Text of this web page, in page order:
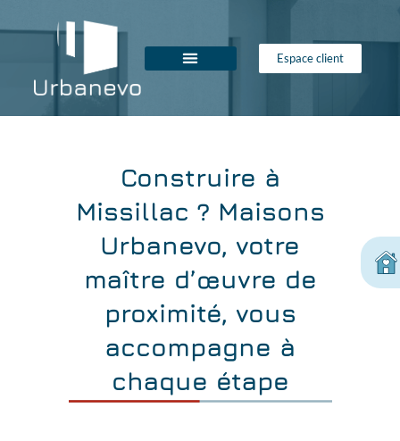
Espace client
Construire à
Missillac ? Maisons
Urbanevo, votre
maître d’œuvre de
proximité, vous
accompagne à
chaque étape